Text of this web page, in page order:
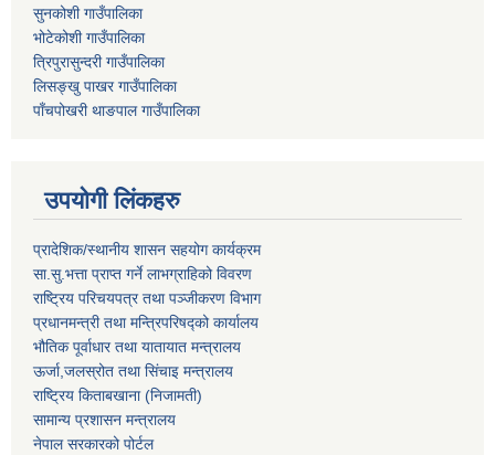
सुनकोशी गाउँपालिका
भोटेकोशी गाउँपालिका
त्रिपुरासुन्दरी गाउँपालिका
लिसङ्खु पाखर गाउँपालिका
पाँचपोखरी थाङपाल गाउँपालिका
उपयोगी लिंकहरु
प्रादेशिक/स्थानीय शासन सहयोग कार्यक्रम
सा.सु.भत्ता प्राप्त गर्ने लाभग्राहिको विवरण
राष्ट्रिय परिचयपत्र तथा पञ्‍जीकरण विभाग
प्रधानमन्त्री तथा मन्त्रिपरिषद्को कार्यालय
भौतिक पूर्वाधार तथा यातायात मन्त्रालय
ऊर्जा,जलस्रोत तथा सिंचाइ मन्त्रालय
राष्ट्रिय किताबखाना (निजामती)
सामान्य प्रशासन मन्त्रालय
नेपाल सरकारको पोर्टल